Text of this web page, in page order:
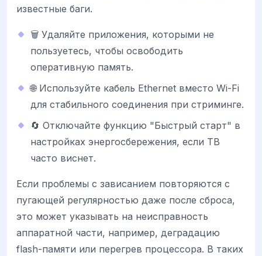
известные баги.
🗑️ Удаляйте приложения, которыми не
пользуетесь, чтобы освободить
оперативную память.
🌐 Используйте кабель Ethernet вместо Wi-Fi
для стабильного соединения при стриминге.
🔄 Отключайте функцию "Быстрый старт" в
настройках энергосбережения, если ТВ
часто виснет.
Если проблемы с зависанием повторяются с
пугающей регулярностью даже после сброса,
это может указывать на неисправность
аппаратной части, например, деградацию
flash-памяти или перегрев процессора. В таких